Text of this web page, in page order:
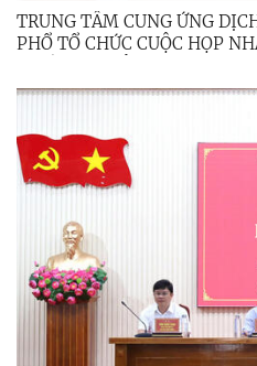
TRUNG TÂM CUNG ỨNG
PHỔ TỔ CHỨC CUỘC HỌP
HIỆN CÁC DỰ ÁN GIẢM